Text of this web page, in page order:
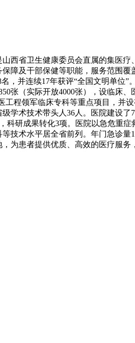
西省卫生健康委员会直属的集医
障及干部保健等职能，服务范围
，并连续17年获评“全国文明单位
张（实际开放4000张），设临床
程领军临床专科等重点项目，并
学术技术带头人36人。医院建设
研成果转化3项。医院以急危重
术水平居全省前列。年门急诊量
为患者提供优质、高效的医疗服务